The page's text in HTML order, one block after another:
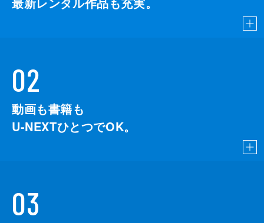
02
動画も書籍も
U-NEXTひとつでOK。
03